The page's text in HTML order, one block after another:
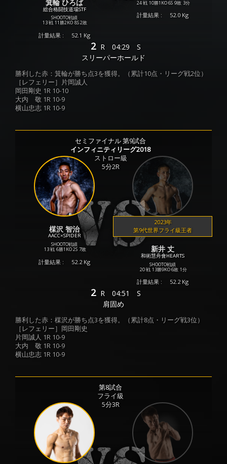
箕輪 ひろば
総合格闘技道場STF
SHOOTO戦績
13 戦 11勝2KO 8S 2敗
計量結果 : 52.1 Kg
24 戦 10勝1KO 6S 9敗 3分
計量結果 : 52.0 Kg
2 R 04:29
S
スリーパーホールド
勝利した赤：箕輪が勝ち点3を獲得。（累計10点・リーグ戦2位）
［レフェリー］片岡誠人
岡田剛史 1R 10-10
大内 敬 1R 10-9
横山忠志 1R 10-9
セミファイナル 第9試合
インフィニティリーグ2018
ストロー級
5分2R
楳沢 智治
AACC×SPIDER
SHOOTO戦績
13 戦 6勝1KO 2S 7敗
計量結果 : 52.2 Kg
2023年
第9代世界フライ級王者
新井 丈
和術慧舟會HEARTS
SHOOTO戦績
20 戦 13勝9KO 6敗 1分
計量結果 : 52.2 Kg
2 R 04:51
S
肩固め
勝利した赤：楳沢が勝ち点3を獲得。（累計8点・リーグ戦3位）
［レフェリー］岡田剛史
片岡誠人 1R 10-9
大内 敬 1R 10-9
横山忠志 1R 10-9
第8試合
フライ級
5分3R